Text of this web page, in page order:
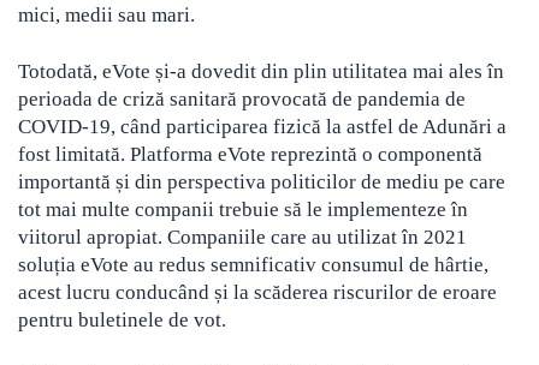
mici, medii sau mari.
Totodată, eVote și-a dovedit din plin utilitatea mai ales în
perioada de criză sanitară provocată de pandemia de
COVID-19, când participarea fizică la astfel de Adunări a
fost limitată. Platforma eVote reprezintă o componentă
importantă și din perspectiva politicilor de mediu pe care
tot mai multe companii trebuie să le implementeze în
viitorul apropiat. Companiile care au utilizat în 2021
soluția eVote au redus semnificativ consumul de hârtie,
acest lucru conducând și la scăderea riscurilor de eroare
pentru buletinele de vot.